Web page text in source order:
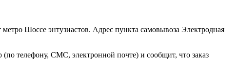
Шоссе энтузиастов. Адрес пункта самовывоза Электродная
телефону, СМС, электронной почте) и сообщит, что заказ